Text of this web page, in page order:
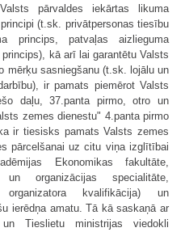
pārvaldes iekārtas likuma
(t.sk. privātpersonas tiesību
princips, patvaļas aizlieguma
kā arī lai garantētu Valsts
mērķu sasniegšanu (t.sk. lojālu un
ir pamats piemērot Valsts
daļu, 37.panta pirmo, otro un
zemes dienestu" 4.panta pirmo
ir tiesisks pamats Valsts zemes
pārcelšanai uz citu viņa izglītībai
Ekonomikas fakultāte,
un organizācijas specialitāte,
organizatora kvalifikācija) un
ierēdņa amatu. Tā kā saskaņā ar
Tieslietu ministrijas viedokli